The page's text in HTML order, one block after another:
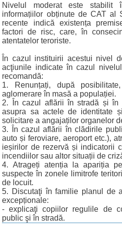
Nivelul moderat este
informațiilor obținute de CAT al
recente indică existența
factori de risc, care, în
atentatelor teroriste.
În cazul instituirii acestui nivel
acţiunile indicate în cazul
recomandă:
1. Renunțați, după
aglomerare în masă a populației.
2. În cazul aflării în stradă și în
asupra sa actele de identitate
solicitare a angajaților organelor
3. În cazul aflării în clădirile
auto și feroviare, aeroport etc.),
ieșirilor de rezervă și indicatorii
incendiilor sau altor situații de
4. Atrageți atenția la apariția
suspecte în zonele limitrofe
de locuit.
5. Discutaţi în familie planul de
excepționale:
- explicaţi copiilor regulile de
public şi în stradă.